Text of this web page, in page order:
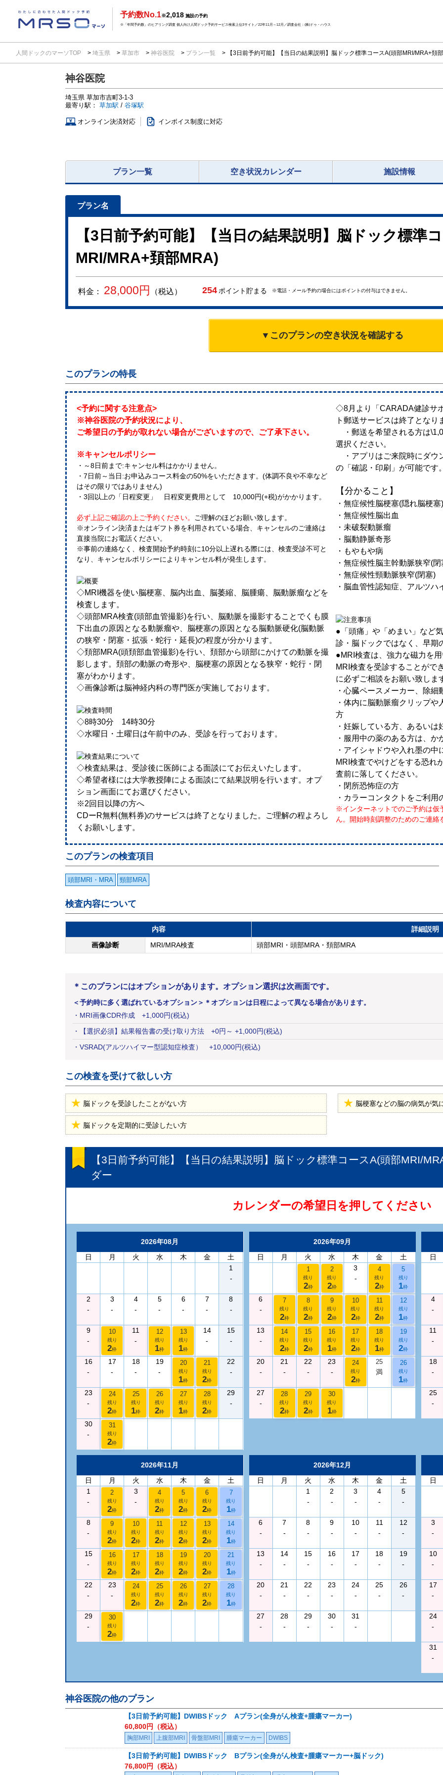
予約数No.1※2,018 施設の予約
※「年間予約数」のヒアリング調査 個人向け人間ドック予約サービス検索上位3サイト／22年11月～12月／調査会社：(株)ドゥ・ハウス
人間ドックのマーソTOP 埼玉県 草加市 神谷医院 プラン一覧 【3日前予約可能】【当日の結果説明】脳ドック標準コースA(頭部MRI/MRA+頚
神谷医院
埼玉県 草加市吉町3-1-3
最寄り駅： 草加駅 / 谷塚駅
オンライン決済対応 インボイス制度に対応
プラン一覧 空き状況カレンダー 施設情報
【3日前予約可能】【当日の結果説明】脳ドック標準
MRI/MRA+頚部MRA)
料金： 28,000円 （税込） 254 ポイント貯まる ※電話・メール予約の場合にはポイントの付与はできません。
▼このプランの空き状況を確認する
このプランの特長
<予約に関する注意点>
※神谷医院の予約状況により、
ご希望日の予約が取れない場合がございますので、ご了承下さい。
※キャンセルポリシー
・～8日前まで:キャンセル料はかかりません。
・7日前～当日:お申込みコース料金の50%をいただきます。(体調不良や不幸など
はその限りではありません)
・3回以上の「日程変更」 日程変更費用として 10,000円(+税)がかかります。
必ず上記ご確認の上ご予約ください。
ご理解のほどお願い致します。
※オンライン決済またはギフト券を利用されている場合、キャンセルのご連絡は
直接当院にお電話ください。
※事前の連絡なく、検査開始予約時刻に10分以上遅れる際には、検査受診不可と
なり、キャンセルポリシーによりキャンセル料が発生します。
◇MRI機器を使い脳梗塞、脳内出血、脳萎縮、脳腫瘍、脳動脈瘤などを
検査します。
◇頭部MRA検査(頭部血管撮影)を行い、脳動脈を撮影することでくも膜
下出血の原因となる動脈瘤や、脳梗塞の原因となる脳動脈硬化(脳動脈
の狭窄・閉塞・拡張・蛇行・延長)の程度が分かります。
◇頚部MRA(頭頚部血管撮影)を行い、頚部から頭部にかけての動脈を撮
影します。頚部の動脈の奇形や、脳梗塞の原因となる狭窄・蛇行・閉
塞がわかります。
◇画像診断は脳神経内科の専門医が実施しております。
◇8時30分 14時30分
◇水曜日・土曜日は午前中のみ、受診を行っております。
◇検査結果は、受診後に医師による面談にてお伝えいたします。
◇希望者様には大学教授陣による面談にて結果説明を行います。オプ
ション画面にてお選びください。
※2回目以降の方へ
CDーR無料(無料券)のサービスは終了となりました。ご理解の程よろし
くお願いします。
◇8月より「CARADA健診サ
ト郵送サービスは終了となり
・郵送を希望される方は
選択ください。
・アプリはご来院時にダウ
の「確認・印刷」が可能です
【分かること】
・無症候性脳梗塞(隠れ脳梗
・無症候性脳出血
・未破裂動脈瘤
・脳動静脈奇形
・もやもや病
・無症候性脳主幹動脈狭窄(
・無症候性頸動脈狭窄(閉塞)
・脳血管性認知症、アルツ
●「頭痛」や「めまい」など
診・脳ドックではなく、早
●MRI検査は、強力な磁力を
MRI検査を受診することがで
に必ずご相談をお願い致しま
・心臓ペースメーカー、除
・体内に脳動脈瘤クリップ
方
・妊娠している方、あるい
・服用中の薬のある方は、
・アイシャドウや入れ墨の
MRI検査でやけどをする恐れ
査前に落してください。
・閉所恐怖症の方
・カラーコンタクトをご利
※インターネットでのご予約は仮
ん。開始時刻調整のためのご連絡
このプランの検査項目
頭部MRI・MRA 頸部MRA
検査内容について
内容
詳細説明
画像診断
MRI/MRA検査 頭部MRI・頭部MRA・頚部MRA
＊このプランにはオプションがあります。オプション選択は次画面です。
＜予約時に多く選ばれているオプション＞ ＊オプションは日程によって異なる場合があります。
・ MRI画像CDR作成 +1,000円(税込)
・
【選択必須】結果報告書の受け取り方法 +0円 ～ +1,000円(税込)
・ VSRAD(アルツハイマー型認知症検査） +10,000円(税込)
この検査を受けて欲しい方
脳ドックを受診したことがない方 脳梗塞などの脳の病気が気
脳ドックを定期的に受診したい方
【3日前予約可能】【当日の結果説明】脳ドック標準コースA(頭部MRI/
ダー
カレンダーの希望日を押してください
2026年08月
日
月 火 水 木 金
土
1
-
2
-
3
-
4
-
5
-
6
-
7
-
8
-
9
-
10
残り
2枠
11
-
12
残り
1枠
13
残り
1枠
14
-
15
-
16
-
17
-
18
-
19
-
20
残り
1枠
21
残り
2枠
22
-
23
-
24
残り
2枠
25
残り
1枠
26
残り
2枠
27
残り
1枠
28
残り
2枠
29
-
30
-
31
残り
2枠
2026年09月
日
月 火 水 木 金 土
1
残り
2枠
2
残り
2枠
3
-
4
残り
2枠
5
残り
1枠
6
-
7
残り
2枠
8
残り
2枠
9
残り
2枠
10
残り
2枠
11
残り
2枠
12
残り
1枠
13
-
14
残り
2枠
15
残り
2枠
16
残り
1枠
17
残り
2枠
18
残り
1枠
19
残り
2枠
20
-
21
-
22
-
23
-
24
残り
2枠
25
満
26
残り
1枠
27
-
28
残り
2枠
29
残り
2枠
30
残り
1枠
日
4
-
11
-
18
-
25
-
2026年11月
日
月 火 水 木 金
土
1
-
2
残り
2枠
3
-
4
残り
2枠
5
残り
2枠
6
残り
2枠
7
残り
1枠
8
-
9
残り
2枠
10
残り
2枠
11
残り
2枠
12
残り
2枠
13
残り
2枠
14
残り
1枠
15
-
16
残り
2枠
17
残り
2枠
18
残り
2枠
19
残り
2枠
20
残り
2枠
21
残り
1枠
22
-
23
-
24
残り
2枠
25
残り
2枠
26
残り
2枠
27
残り
2枠
28
残り
1枠
29
-
30
残り
2枠
2026年12月
日
月 火 水 木 金
土
1
-
2
-
3
-
4
-
5
-
6
-
7
-
8
-
9
-
10
-
11
-
12
-
13
-
14
-
15
-
16
-
17
-
18
-
19
-
20
-
21
-
22
-
23
-
24
-
25
-
26
-
27
-
28
-
29
-
30
-
31
-
日
3
-
10
-
17
-
24
-
31
-
神谷医院の他のプラン
【3日前予約可能】DWIBSドック Aプラン(全身がん検査+腫瘍マーカー)
60,800円（税込）
胸部MRI 上腹部MRI 骨盤部MRI 腫瘍マーカー DWIBS
【3日前予約可能】DWIBSドック Bプラン(全身がん検査+腫瘍マーカー+脳ドック)
76,800円（税込）